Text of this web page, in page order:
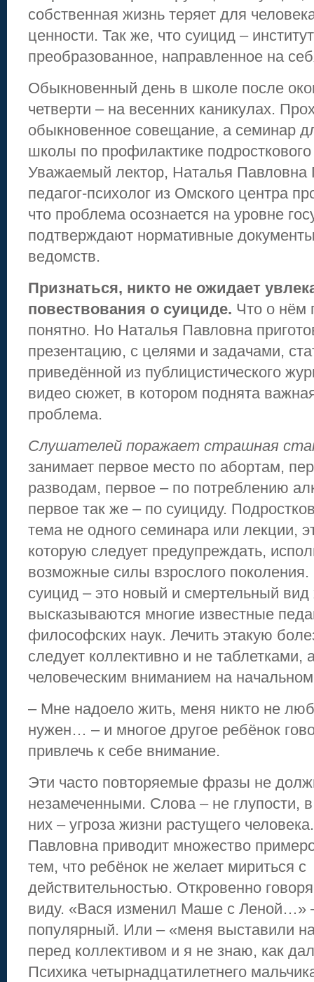
собственная жизнь теряет для
ценности. Так же, что суицид –
преобразованное, направленное на
Обыкновенный день в школе после
четверти – на весенних каникулах.
обыкновенное совещание, а семинар
школы по профилактике
Уважаемый лектор, Наталья Павловна
педагог-психолог из Омского центра
что проблема осознается на уровне
подтверждают нормативные
ведомств.
Признаться, никто не ожидает
повествования о суициде. Что о нём
понятно. Но Наталья Павловна
презентацию, с целями и задачами,
приведённой из публицистического
видео сюжет, в котором поднята
проблема.
Слушателей поражает страшная
занимает первое место по абортам,
разводам, первое – по потреблению
первое так же – по суициду.
тема не одного семинара или лекции,
которую следует предупреждать,
возможные силы взрослого
суицид – это новый и смертельный вид
высказываются многие известные
философских наук. Лечить этакую
следует коллективно и не таблетками,
человеческим вниманием на
– Мне надоело жить, меня никто не
нужен… – и многое другое ребёнок
привлечь к себе внимание.
Эти часто повторяемые фразы не
незамеченными. Слова – не глупости,
них – угроза жизни растущего
Павловна приводит множество
тем, что ребёнок не желает мириться с
действительностью. Откровенно
виду. «Вася изменил Маше с Леной…»
популярный. Или – «меня выставили
перед коллективом и я не знаю, как
Психика четырнадцатилетнего